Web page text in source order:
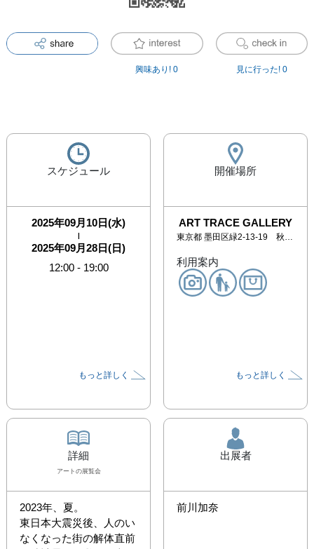
興味あり! 0 見に行った! 0
スケジュール
2025年09月10日(水)
|
2025年09月28日(日)
12:00- 19:00
もっと詳しく
開催場所
ART TRACE GALLERY
東京都 墨田区緑2-13-19 秋山ビル1階
利用案内
もっと詳しく
詳細
アート の展覧会
2023年、夏。
東日本大震災後、人のい
なくなった街の解体直前
出展者
前川加奈